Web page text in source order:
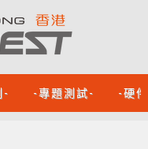
- -專題測試- -硬